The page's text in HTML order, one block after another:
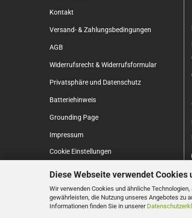
Diese Webseite verwendet Cookies
Wir verwenden Cookies und ähnliche
gewährleisten, die Nutzung unseres Angebotes zu
Informationen finden Sie in unserer
Kontakt
Versand- & Zahlungsbedingungen
AGB
Widerrufsrecht & Widerrufsformular
Privatsphäre und Datenschutz
Batteriehinweis
Grounding Page
Impressum
Cookie Einstellungen